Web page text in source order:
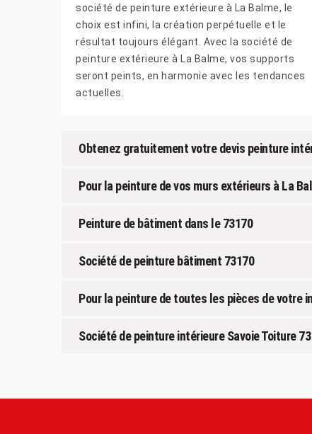
société de peinture extérieure à La Balme, le
choix est infini, la création perpétuelle et le
résultat toujours élégant. Avec la société de
peinture extérieure à La Balme, vos supports
seront peints, en harmonie avec les tendances
actuelles.
Obtenez gratuitement votre devis peinture
Pour la peinture de vos murs extérieurs à La
Peinture de bâtiment dans le 73170
Société de peinture bâtiment 73170
Pour la peinture de toutes les pièces de votre
Société de peinture intérieure Savoie Toiture